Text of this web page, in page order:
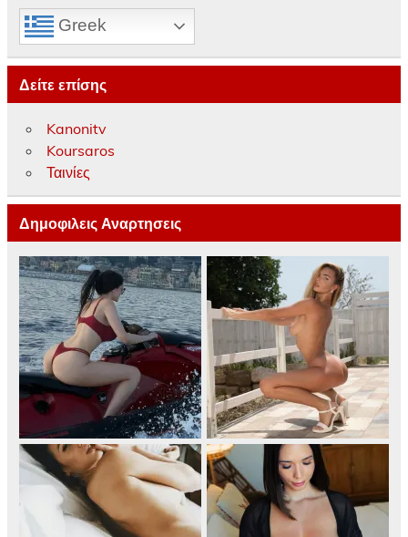
Greek
Δείτε επίσης
Kanonitv
Koursaros
Ταινίες
Δημοφιλεις Αναρτησεις